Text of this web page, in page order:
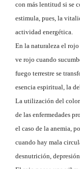
con más lentitud si se
estimula, pues, la
actividad energética.
En la naturaleza el
ve rojo cuando
fuego terrestre se
esencia espiritual, la
La utilización del color
de las enfermedades
el caso de la anemia,
cuando hay mala
desnutrición,